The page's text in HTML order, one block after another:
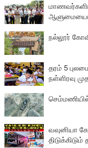
நல்லூர்
தரம் 5
நள்ளிரவு
செம்மணியில்
வவுனியா